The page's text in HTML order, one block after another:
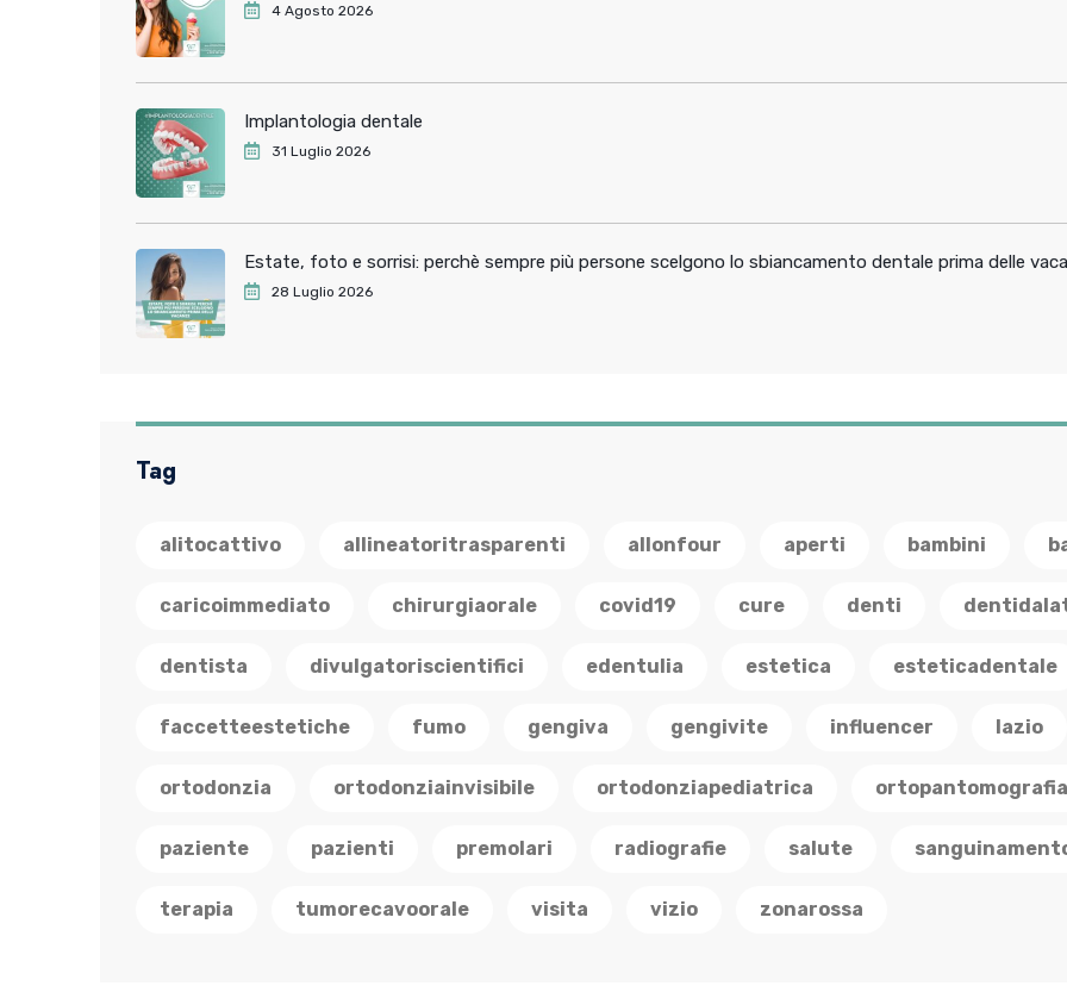
4 Agosto 2026
Implantologia dentale
31 Luglio 2026
Estate, foto e sorrisi: perchè sempre più persone scelgono lo sbiancamento dentale prima delle
28 Luglio 2026
Tag
alitocattivo allineatoritrasparenti allonfour aperti bambini
caricoimmediato chirurgiaorale covid19 cure denti
dentista divulgatoriscientifici edentulia estetica esteticadentale
faccetteestetiche fumo gengiva gengivite influencer lazio
ortodonzia ortodonziainvisibile ortodonziapediatrica ortopantomografia
paziente pazienti premolari radiografie salute
terapia tumorecavoorale visita vizio zonarossa